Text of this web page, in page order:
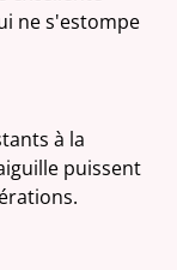
ne s'estompe
à la
puissent